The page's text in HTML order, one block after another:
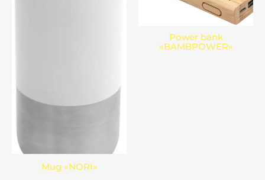
Mug «NORI»
Power bank
«BAMBPOWER»